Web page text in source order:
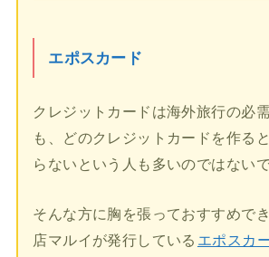
エポスカード
クレジットカードは海外旅行の必
も、どのクレジットカードを作る
らないという人も多いのではない
そんな方に胸を張っておすすめで
店マルイが発行している エポスカ